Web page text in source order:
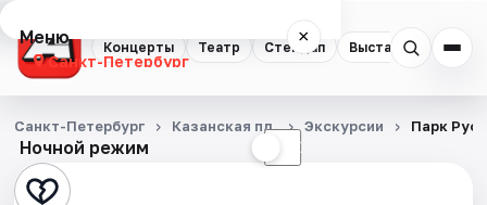
Концерты Театр Стендап Выставки
Меню ×
Санкт-Петербург
Концерты
Театр
Ночной режим ☾
Санкт-Петербург Казанская пл. Экскурсии Парк